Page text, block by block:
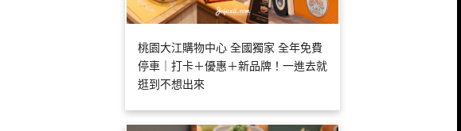
桃園大江購物中心 全國獨家 全年免費
停車｜打卡＋優惠＋新品牌！一進去就
逛到不想出來